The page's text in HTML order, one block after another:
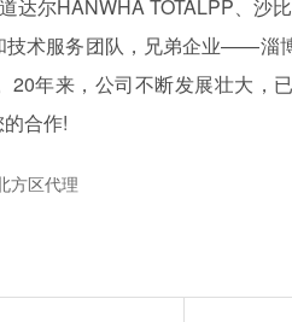
达尔HANWHA TOTALPP、沙
技术服务团队，兄弟企业——淄
年来，公司不断发展壮大，
合作!
方区代理